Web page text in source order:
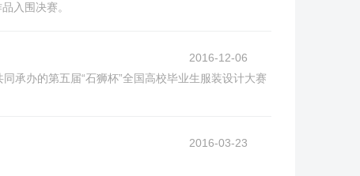
入围决赛。
2016-12-06
承办的第五届“石狮杯”全国高校毕业生服装设计大赛
2016-03-23